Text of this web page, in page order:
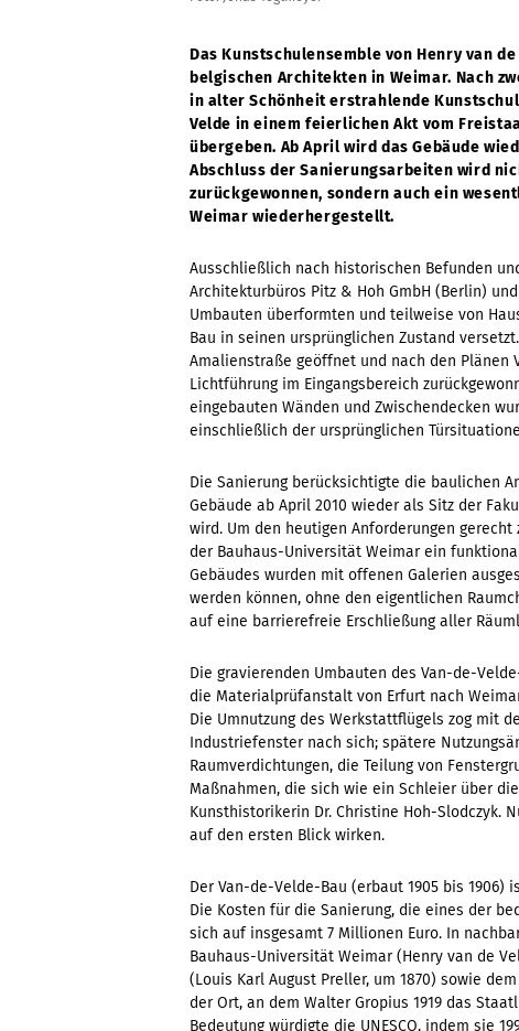
Das Kunstschulensemble von Henry van
belgischen Architekten in Weimar. Nach
in alter Schönheit erstrahlende
Velde in einem feierlichen Akt vom
übergeben. Ab April wird das Gebäude
Abschluss der Sanierungsarbeiten wird
zurückgewonnen, sondern auch ein
Weimar wiederhergestellt.
Ausschließlich nach historischen Befunden
Architekturbüros Pitz & Hoh GmbH (Berlin)
Umbauten überformten und teilweise von
Bau in seinen ursprünglichen Zustand
Amalienstraße geöffnet und nach den Plänen
Lichtführung im Eingangsbereich
eingebauten Wänden und Zwischendecken
einschließlich der ursprünglichen
Die Sanierung berücksichtigte die baulichen
Gebäude ab April 2010 wieder als Sitz der
wird. Um den heutigen Anforderungen
der Bauhaus-Universität Weimar ein
Gebäudes wurden mit offenen Galerien
werden können, ohne den eigentlichen
auf eine barrierefreie Erschließung aller
Die gravierenden Umbauten des Van-de-
die Materialprüfanstalt von Erfurt nach
Die Umnutzung des Werkstattflügels zog mit
Industriefenster nach sich; spätere
Raumverdichtungen, die Teilung von
Maßnahmen, die sich wie ein Schleier über
Kunsthistorikerin Dr. Christine Hoh-Slodczyk.
auf den ersten Blick wirken.
Der Van-de-Velde-Bau (erbaut 1905 bis
Die Kosten für die Sanierung, die eines der
sich auf insgesamt 7 Millionen Euro. In
Bauhaus-Universität Weimar (Henry van de
(Louis Karl August Preller, um 1870) sowie
der Ort, an dem Walter Gropius 1919 das
Bedeutung würdigte die UNESCO, indem sie